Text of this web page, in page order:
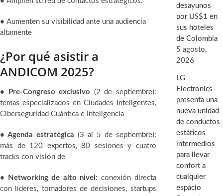
• Aumenten su visibilidad ante una audiencia
altamente
¿Por qué asistir a
ANDICOM 2025?
• Pre-Congreso exclusivo (2 de septiembre):
temas especializados en Ciudades Inteligentes,
Ciberseguridad Cuántica e Inteligencia
• Agenda estratégica (3 al 5 de septiembre):
más de 120 expertos, 80 sesiones y cuatro
tracks con visión de
• Networking de alto nivel : conexión directa
con líderes, tomadores de decisiones, startups
desayunos
por US$1 en
sus hoteles
de Colombia
5 agosto,
2026
LG
Electronics
presenta una
nueva unidad
de conductos
estáticos
intermedios
para llevar
confort a
cualquier
espacio